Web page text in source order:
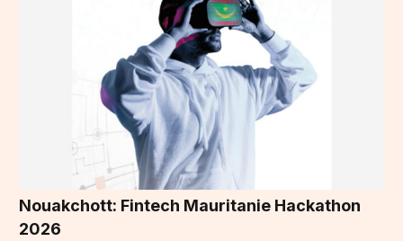
Nouakchott: Fintech Mauritanie Hackathon
2026